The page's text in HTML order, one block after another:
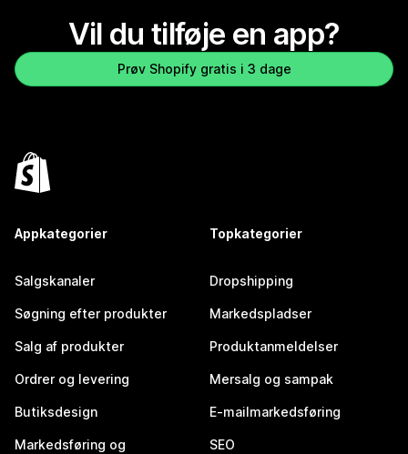
Vil du tilføje en app?
Prøv Shopify gratis i 3 dage
Appkategorier
Salgskanaler
Søgning efter produkter
Salg af produkter
Ordrer og levering
Butiksdesign
Markedsføring og
Topkategorier
Dropshipping
Markedspladser
Produktanmeldelser
Mersalg og sampak
E-mailmarkedsføring
SEO